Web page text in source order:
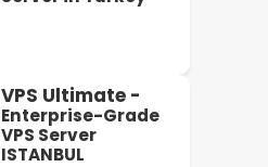
VPS Ultimate -
Enterprise-Grade
VPS Server
ISTANBUL